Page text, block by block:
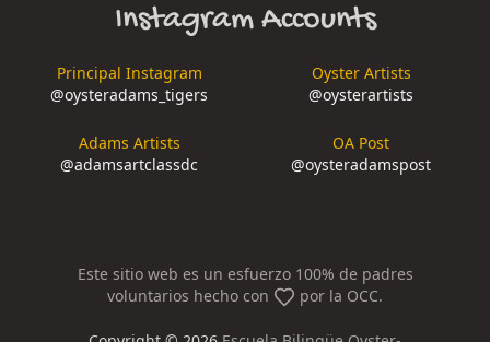
Instagram Accounts
Principal Instagram
@oysteradams_tigers
Oyster Artists
@oysterartists
Adams Artists
@adamsartclassdc
OA Post
@oysteradamspost
Este sitio web es un esfuerzo 100% de padres
voluntarios hecho con
por la OCC.